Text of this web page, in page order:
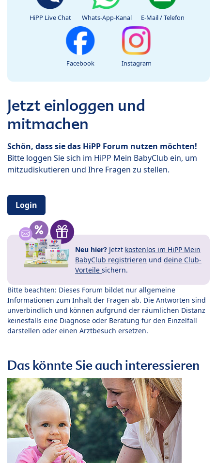
HiPP Live Chat Whats-App-Kanal E-Mail / Telefon
Facebook Instagram
Jetzt einloggen und
mitmachen
Schön, dass sie das HiPP Forum nutzen möchten!
Bitte loggen Sie sich im HiPP Mein BabyClub ein, um
mitzudiskutieren und Ihre Fragen zu stellen.
Login
Neu hier? Jetzt kostenlos im HiPP Mein
BabyClub registrieren und deine Club-
Vorteile sichern.
Bitte beachten: Dieses Forum bildet nur allgemeine
Informationen zum Inhalt der Fragen ab. Die Antworten sind
unverbindlich und können aufgrund der räumlichen Distanz
keinesfalls eine Diagnose oder Beratung für den Einzelfall
darstellen oder einen Arztbesuch ersetzen.
Das könnte Sie auch interessieren